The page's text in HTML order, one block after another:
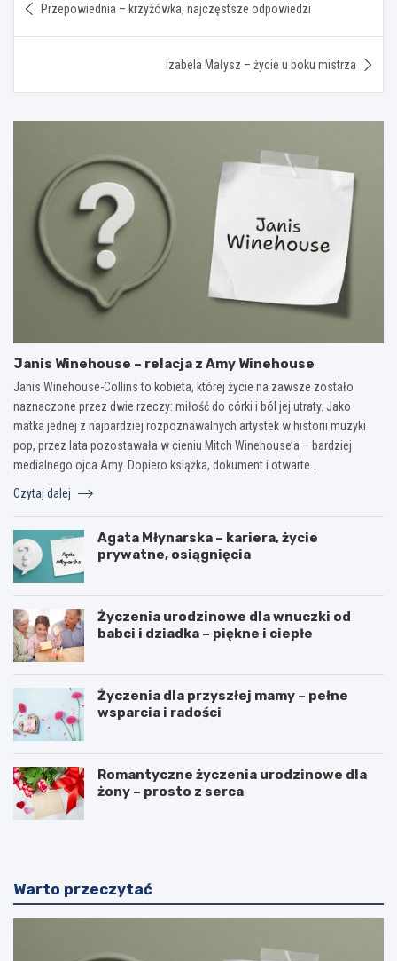
wpisu
Przepowiednia – krzyżówka, najczęstsze odpowiedzi
Izabela Małysz – życie u boku mistrza
Janis Winehouse – relacja z Amy Winehouse
Janis Winehouse-Collins to kobieta, której życie na zawsze zostało
naznaczone przez dwie rzeczy: miłość do córki i ból jej utraty. Jako
matka jednej z najbardziej rozpoznawalnych artystek w historii muzyki
pop, przez lata pozostawała w cieniu Mitch Winehouse’a – bardziej
medialnego ojca Amy. Dopiero książka, dokument i otwarte…
Czytaj dalej
Agata Młynarska – kariera, życie
prywatne, osiągnięcia
Życzenia urodzinowe dla wnuczki od
babci i dziadka – piękne i ciepłe
Życzenia dla przyszłej mamy – pełne
wsparcia i radości
Romantyczne życzenia urodzinowe dla
żony – prosto z serca
Warto przeczytać